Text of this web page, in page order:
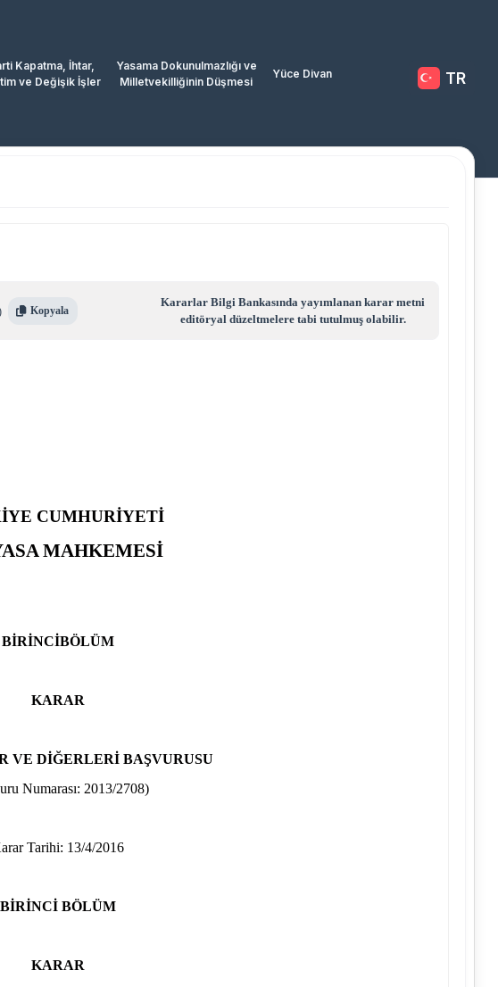
Kapatma, İhtar,
ve Değişik İşler
Yasama Dokunulmazlığı ve
Milletvekilliğinin Düşmesi
Yüce Divan TR
Kopyala
Kararlar Bilgi Bankasında yayımlanan karar metni
editöryal düzeltmelere tabi tutulmuş olabilir.